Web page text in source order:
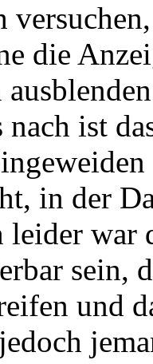
die
nach ist
in der
leider war
sein,
und